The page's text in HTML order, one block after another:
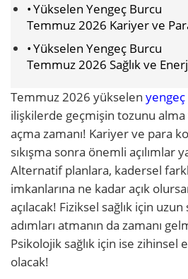
Yükselen Yengeç Burcu
Temmuz 2026 Kariyer ve
Yükselen Yengeç Burcu
Temmuz 2026 Sağlık ve
Temmuz 2026 yükselen
ilişkilerde geçmişin tozunu
açma zamanı! Kariyer ve para
sıkışma sonra önemli açılımlar
Alternatif planlara, kadersel
imkanlarına ne kadar açık
açılacak! Fiziksel sağlık için
adımları atmanın da zamanı
Psikolojik sağlık için ise zihinsel
olacak!